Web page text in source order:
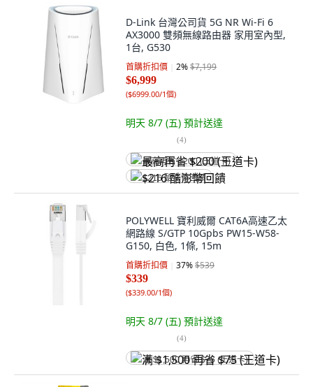
D-Link 台灣公司貨 5G NR Wi-Fi 6
AX3000 雙頻無線路由器 家用室內型,
1台, G530
首購折扣價 2%$7,199
$6,999
($6999.00/1個)
明天 8/7 (五) 預計送達
(4)
最高再省 $200 (王道卡)
$216 酷澎幣回饋
POLYWELL 寶利威爾 CAT6A高速乙太
網路線 S/GTP 10Gpbs PW15-W58-
G150, 白色, 1條, 15m
首購折扣價 37%$539
$339
($339.00/1個)
明天 8/7 (五) 預計送達
(4)
满 $1,500 再省 $75 (王道卡)